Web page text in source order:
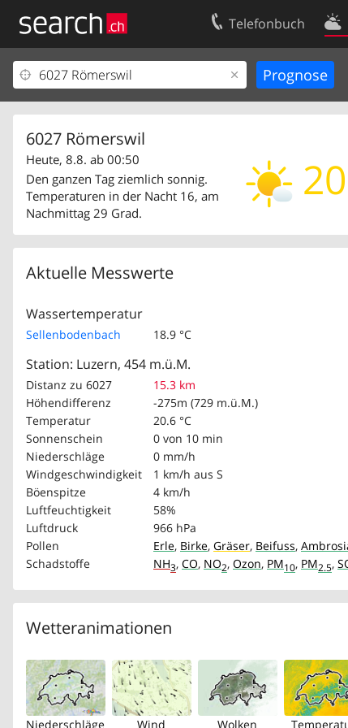
Telefonbuch
6027 Römerswil
Heute, 8.8. ab 00:50
Den ganzen Tag ziemlich sonnig.
Temperaturen in der Nacht 16, am
Nachmittag 29 Grad.
Aktuelle Messwerte
Wassertemperatur
Sellenbodenbach 18.9 °C
Station: Luzern, 454 m.ü.M.
Distanz zu 6027
15.3 km
Höhendifferenz
-275m (729 m.ü.M.)
Temperatur
20.6 °C
Sonnenschein
0 von 10 min
Niederschläge
0 mm/h
Windgeschwindigkeit
1 km/h aus S
Böenspitze
4 km/h
Luftfeuchtigkeit
58%
Luftdruck
966 hPa
Pollen
Erle, Birke, Gräser, Beifuss,
Schadstoffe
NH3, CO, NO2, Ozon, PM10, PM2.5,
Wetteranimationen
Niederschläge Wind Wolken
Ihr Eintrag
Kundencenter Geschäftskunden
Kontakt